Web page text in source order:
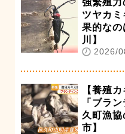
強繁殖力
ツヤカ
果的なの
川】
2026/
【養殖
「ブラ
久町漁協
市】